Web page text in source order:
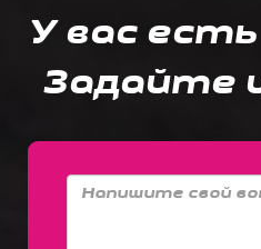
У вас
Задайте